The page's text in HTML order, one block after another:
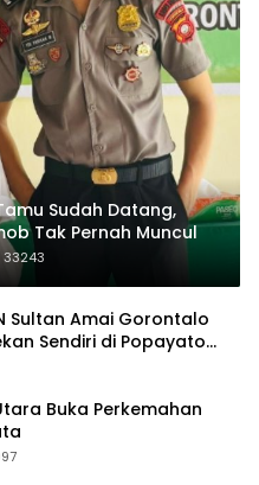
Sudah Datang,
Tak Pernah Muncul
33243
Sultan Amai Gorontalo
Sendiri di Popayato
Buka Perkemahan